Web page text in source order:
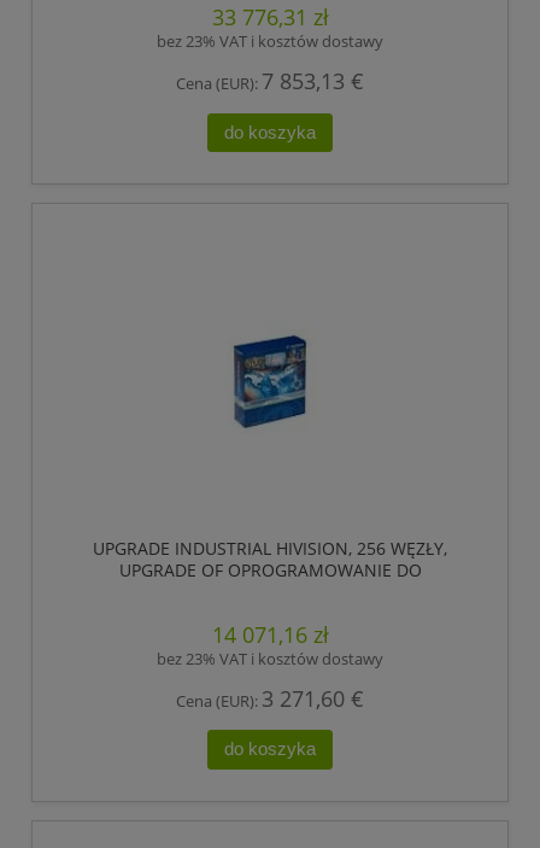
33 776,31 zł
bez 23% VAT i kosztów dostawy
Cena (EUR): 7 853,13 €
do koszyka
UPGRADE INDUSTRIAL HIVISION, 256 WĘZŁY,
UPGRADE OF OPROGRAMOWANIE DO
VALID TO UPGRADE V4.X TO THE CURRENT
VERSION. ,HIRSCHMANN
14 071,16 zł
bez 23% VAT i kosztów dostawy
Cena (EUR): 3 271,60 €
do koszyka